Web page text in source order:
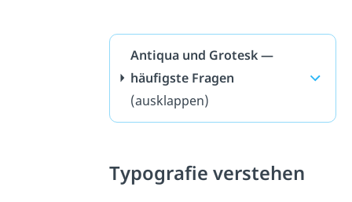
Antiqua und Grotesk —
häufigste Fragen
(ausklappen)
Typografie verstehen